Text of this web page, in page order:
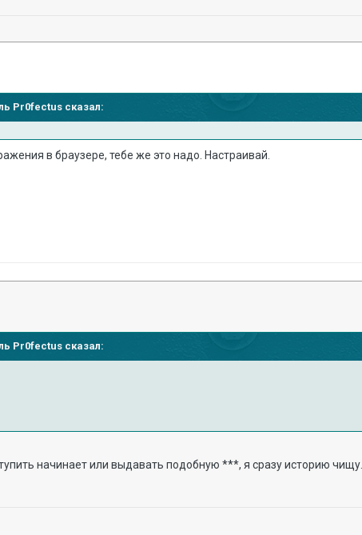
Pr0fectus сказал:
в браузере, тебе же это надо. Настраивай.
Pr0fectus сказал:
начинает или выдавать подобную ***, я сразу историю